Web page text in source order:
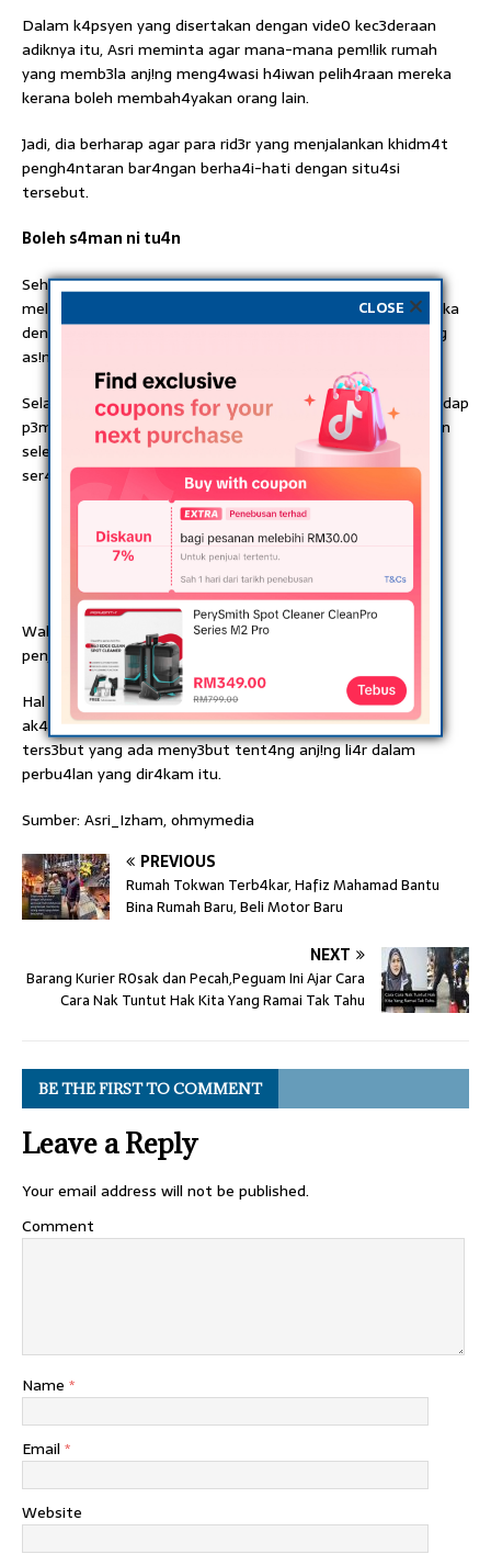
Dalam k4psyen yang disertakan dengan vide0 kec3deraan
adiknya itu, Asri meminta agar mana-mana pem!lik rumah
yang memb3la anj!ng meng4wasi h4iwan pelih4raan mereka
kerana boleh membah4yakan orang lain.
Jadi, dia berharap agar para rid3r yang menjalankan khidm4t
pengh4ntaran bar4ngan berha4i-hati dengan situ4si
tersebut.
Boleh s4man ni tu4n
Sehubungan dengan perk0ngsian video itu, ramai yang
melu4hkan rasa g3ram terhadap tu4n anj!ng yang tidak p4ka
dengan re4ksi haiw4n pelih4raan mereka jika melihat or4ng
as!ng di kaw4san rumah.
Selain itu, warg4net turut menz4hirkan rasa simp4ti terhadap
p3muda berkenaan dan mendo4kan agar diberi kes3mbuhan
selepas mendapat r4watan susul4n menjadi m4ngsa
ser4ngan anj!ng semasa bek3rja.
Walaubagaimanpun, setakat ini belum ada seb4rang
penj3lasan tepat berken4an insid3n tersebut.
Hal ini kerana keny4taan yang dim4klumkan oleh pem!lik
ak4un Tikt0k itu tid4k sel4ras dengan jaw4pan p3muda
ters3but yang ada meny3but tent4ng anj!ng li4r dalam
perbu4lan yang dir4kam itu.
Sumber: Asri_Izham, ohmymedia
PREVIOUS
Rumah Tokwan Terb4kar, Hafiz Mahamad Bantu
Bina Rumah Baru, Beli Motor Baru
NEXT
Barang Kurier R0sak dan Pecah,Peguam Ini Ajar Cara
Cara Nak Tuntut Hak Kita Yang Ramai Tak Tahu
BE THE FIRST TO COMMENT
Leave a Reply
Your email address will not be published.
Comment
Name *
Email *
Website
CLOSE